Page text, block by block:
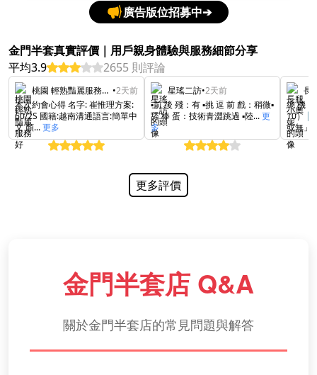
廣告版位招募中➔
金門半套真實評價｜用戶親身體驗與服務細節分享
平均3.9
2655 則評論
桃園 輕熟豔麗服務好 崔惟理 •2天前
本次約會心得 名字: 崔惟理方案:
60/2S 國籍:越南溝通語言:簡單中
文 顏...更多
星瑤二訪•2天前
▪️前 後 殘：有 ▪️挑 逗 前 戲：稍微▪️
舔 棒 蛋：技術青澀跳過 ▪️陸...更
多
長
總 機
10）
或無
更多評價
金門半套店 Q&A
關於金門半套店的常見問題與解答